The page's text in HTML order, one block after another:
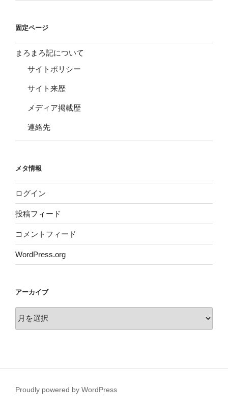
固定ページ
まろまろ記について
サイトポリシー
サイト来歴
メディア掲載歴
連絡先
メタ情報
ログイン
投稿フィード
コメントフィード
WordPress.org
アーカイブ
ー
Proudly powered by WordPress